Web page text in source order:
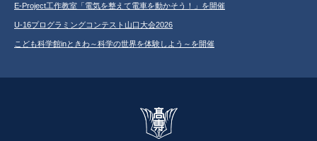
E-Project工作教室「電気を整えて電車を動かそう！」を開催
U-16プログラミングコンテスト山口大会2026
こども科学館inときわ～科学の世界を体験しよう～を開催